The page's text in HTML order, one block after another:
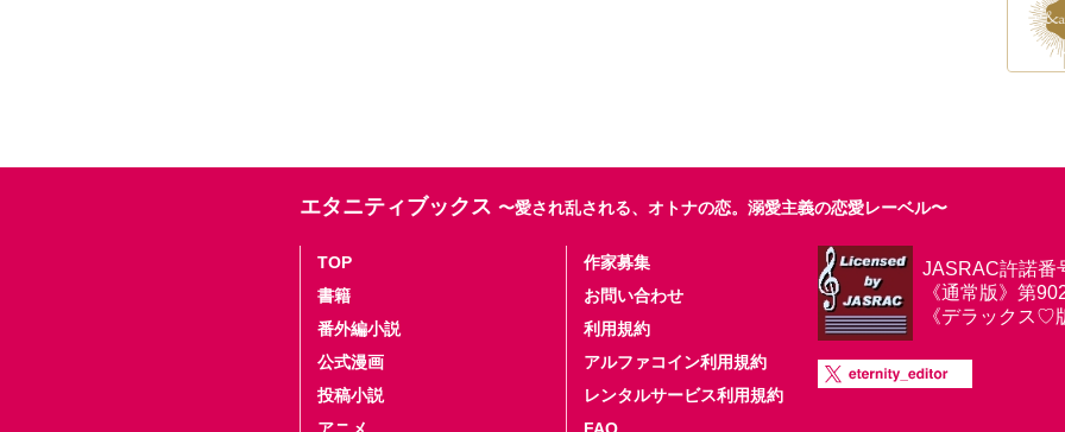
エタニティブックス 〜愛され乱される、オトナの恋。溺愛主義の恋愛レーベル〜
TOP
書籍
番外編小説
公式漫画
投稿小説
作家募集
お問い合わせ
利用規約
アルファコイン利用規約
レンタルサービス利用規約
JASRAC許諾番
《通常版》第
《デラックス♡